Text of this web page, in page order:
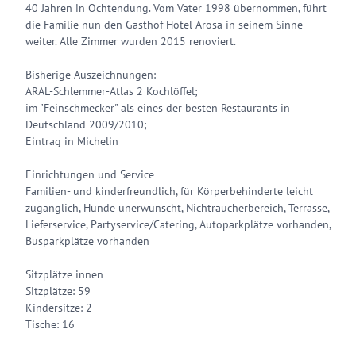
40 Jahren in Ochtendung. Vom Vater 1998 übernommen, führt
die Familie nun den Gasthof Hotel Arosa in seinem Sinne
weiter. Alle Zimmer wurden 2015 renoviert.
Bisherige Auszeichnungen:
ARAL-Schlemmer-Atlas 2 Kochlöffel;
im "Feinschmecker" als eines der besten Restaurants in
Deutschland 2009/2010;
Eintrag in Michelin
Einrichtungen und Service
Familien- und kinderfreundlich, für Körperbehinderte leicht
zugänglich, Hunde unerwünscht, Nichtraucherbereich, Terrasse,
Lieferservice, Partyservice/Catering, Autoparkplätze vorhanden,
Busparkplätze vorhanden
Sitzplätze innen
Sitzplätze: 59
Kindersitze: 2
Tische: 16